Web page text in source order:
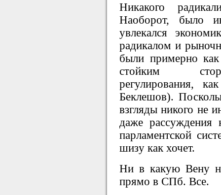
Никакого
Наоборот, было
увлекался
радикалом и
были примерно
стойким
регулирования,
Беклешов).
взгляды никого не
даже
парламентской
шизу как хочет.
Ни в какую Вену
прямо в СПб. Все.